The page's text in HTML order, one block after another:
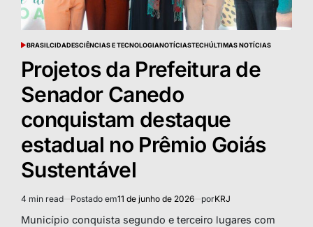
POSTED
BRASILCIDADESCIÊNCIAS E TECNOLOGIANOTÍCIASTECHÚLTIMAS NOTÍCIAS
Projetos da Prefeitura de
Senador Canedo
conquistam destaque
estadual no Prêmio Goiás
Sustentável
Estimated
read
4 min read Postado em11 de junho de 2026 porKRJ
Município conquista segundo e terceiro lugares com